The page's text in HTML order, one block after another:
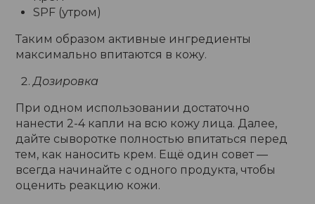
SPF (утром)
Таким образом активные ингредиенты
максимально впитаются в кожу.
Дозировка
При одном использовании достаточно
нанести 2-4 капли на всю кожу лица. Далее,
дайте сыворотке полностью впитаться перед
тем, как наносить крем. Ещё один совет —
всегда начинайте с одного продукта, чтобы
оценить реакцию кожи.